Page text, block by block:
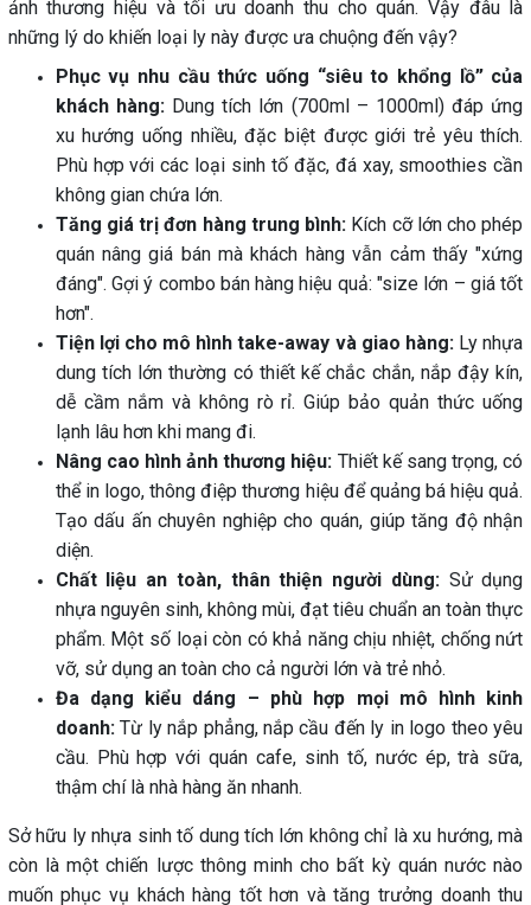
ảnh thương hiệu và tối ưu doanh thu cho quán. Vậy đâu là
những lý do khiến loại ly này được ưa chuộng đến vậy?
Phục vụ nhu cầu thức uống “siêu to khổng lồ” của
khách hàng:Dung tích lớn (700ml – 1000ml) đáp ứng
xu hướng uống nhiều, đặc biệt được giới trẻ yêu thích.
Phù hợp với các loại sinh tố đặc, đá xay, smoothies cần
không gian chứa lớn.
Tăng giá trị đơn hàng trung bình: Kích cỡ lớn cho phép
quán nâng giá bán mà khách hàng vẫn cảm thấy "xứng
đáng". Gợi ý combo bán hàng hiệu quả: "size lớn – giá tốt
hơn".
Tiện lợi cho mô hình take-away và giao hàng:Ly nhựa
dung tích lớn thường có thiết kế chắc chắn, nắp đậy kín,
dễ cầm nắm và không rò rỉ. Giúp bảo quản thức uống
lạnh lâu hơn khi mang đi.
Nâng cao hình ảnh thương hiệu: Thiết kế sang trọng, có
thể in logo, thông điệp thương hiệu để quảng bá hiệu quả.
Tạo dấu ấn chuyên nghiệp cho quán, giúp tăng độ nhận
diện.
Chất liệu an toàn, thân thiện người dùng:Sử dụng
nhựa nguyên sinh, không mùi, đạt tiêu chuẩn an toàn thực
phẩm. Một số loại còn có khả năng chịu nhiệt, chống nứt
vỡ, sử dụng an toàn cho cả người lớn và trẻ nhỏ.
Đa dạng kiểu dáng – phù hợp mọi mô hình kinh
doanh:Từ ly nắp phẳng, nắp cầu đến ly in logo theo yêu
cầu. Phù hợp với quán cafe, sinh tố, nước ép, trà sữa,
thậm chí là nhà hàng ăn nhanh.
Sở hữu ly nhựa sinh tố dung tích lớn không chỉ là xu hướng, mà
còn là một chiến lược thông minh cho bất kỳ quán nước nào
muốn phục vụ khách hàng tốt hơn và tăng trưởng doanh thu